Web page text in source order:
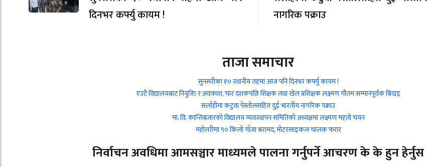
दिनभर कर्फ्यु कायम !
नागरिक पक्राउ
ताजा समाचार
सुनसरीका १० स्थानीय तहमा आज पनि दिनभर कर्फ्यु कायम !
एउटै विद्यालयबाट नियुक्ति र अवकाश, चार दशकपछि शिक्षक तथा खेल प्रशिक्षक लक्ष्मण गौतम सम्मानपूर्वक बिदाइ
सर्लाहीमा कटुवा पेस्तोलसहित दुई भारतीय नागरिक पक्राउ
मा. वि. कान्तिबजारको विद्यालय व्यवस्थापन समितिको अध्यक्षमा लक्ष्मण महतो चयन
महोत्तरीमा ९० किलो गाँजा बरामद, मोटरसाइकल चालक फरार
निर्वाचन अवधिमा आमसञ्चार माध्यमले पालना गर्नुपर्ने आचरण के के हुन हेर्नुस